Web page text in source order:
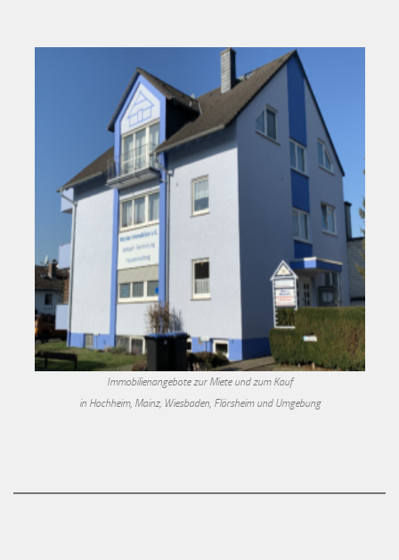
Immobilienangebote zur Miete und zum Kauf
in Hochheim, Mainz, Wiesbaden, Flörsheim und Umgebung